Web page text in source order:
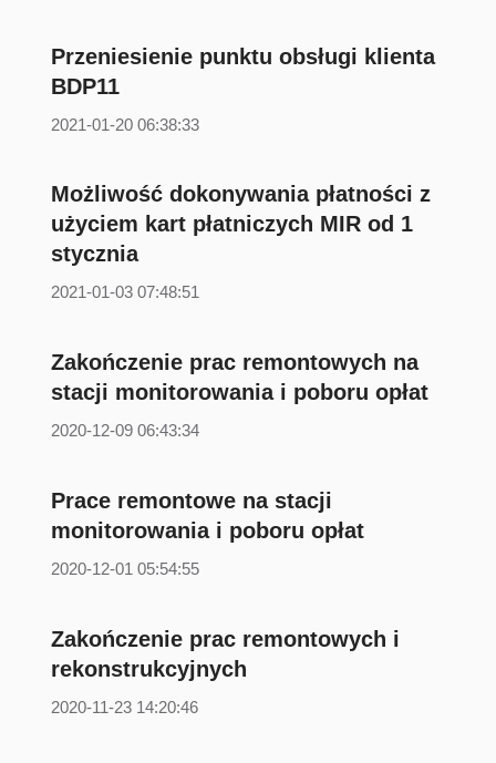
Przeniesienie punktu obsługi klienta
BDP11
2021-01-20 06:38:33
Możliwość dokonywania płatności z
użyciem kart płatniczych MIR od 1
stycznia
2021-01-03 07:48:51
Zakończenie prac remontowych na
stacji monitorowania i poboru opłat
2020-12-09 06:43:34
Prace remontowe na stacji
monitorowania i poboru opłat
2020-12-01 05:54:55
Zakończenie prac remontowych i
rekonstrukcyjnych
2020-11-23 14:20:46